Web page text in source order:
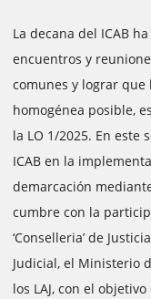
La decana del ICAB
encuentros y
comunes y lograr que
homogénea posible,
la LO 1/2025. En este
ICAB en la
demarcación
cumbre con la
‘Conselleria’ de
Judicial, el Ministerio
los LAJ, con el